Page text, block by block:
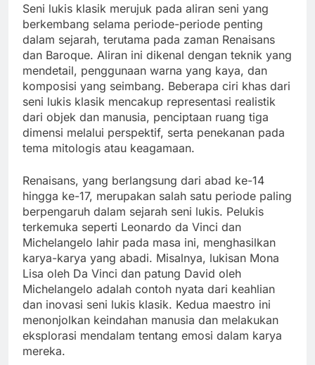
Seni lukis klasik merujuk pada aliran seni yang
berkembang selama periode-periode penting
dalam sejarah, terutama pada zaman Renaisans
dan Baroque. Aliran ini dikenal dengan teknik yang
mendetail, penggunaan warna yang kaya, dan
komposisi yang seimbang. Beberapa ciri khas dari
seni lukis klasik mencakup representasi realistik
dari objek dan manusia, penciptaan ruang tiga
dimensi melalui perspektif, serta penekanan pada
tema mitologis atau keagamaan.
Renaisans, yang berlangsung dari abad ke-14
hingga ke-17, merupakan salah satu periode paling
berpengaruh dalam sejarah seni lukis. Pelukis
terkemuka seperti Leonardo da Vinci dan
Michelangelo lahir pada masa ini, menghasilkan
karya-karya yang abadi. Misalnya, lukisan Mona
Lisa oleh Da Vinci dan patung David oleh
Michelangelo adalah contoh nyata dari keahlian
dan inovasi seni lukis klasik. Kedua maestro ini
menonjolkan keindahan manusia dan melakukan
eksplorasi mendalam tentang emosi dalam karya
mereka.